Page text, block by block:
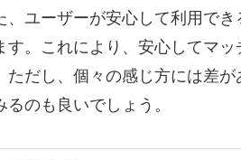
、ユーザーが安心して利用で
。これにより、安心してマ
ただし、個々の感じ方には差
のも良いでしょう。